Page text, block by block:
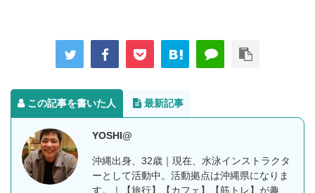
この記事を書いた人 最新記事
YOSHI@
沖縄出身、32歳｜現在、水泳インストラクタ
ーとして活動中。活動拠点は沖縄県になりま
す。｜【旅行】【カフェ】【筋トレ】が趣